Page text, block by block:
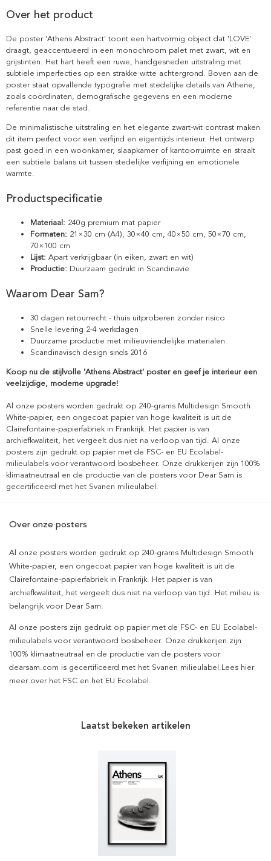
Over het product
De poster 'Athens Abstract' toont een hartvormig object dat 'LOVE'
draagt, geaccentueerd in een monochroom palet met zwart, wit en
grijstinten. Het hart heeft een ruwe, handgesneden uitstraling met
subtiele imperfecties op een strakke witte achtergrond. Boven aan de
poster staat opvallende typografie met stedelijke details van Athene,
zoals coördinaten, demografische gegevens en een moderne
referentie naar de stad.
De minimalistische uitstraling en het elegante zwart-wit contrast maken
dit item perfect voor een verfijnd en eigentijds interieur. Het ontwerp
past goed in een woonkamer, slaapkamer of kantoorruimte en straalt
een subtiele balans uit tussen stedelijke verfijning en emotionele
warmte.
Productspecificatie
Materiaal: 240g premium mat papier
Formaten: 21×30 cm (A4), 30×40 cm, 40×50 cm, 50×70 cm,
70×100 cm
Lijst: Apart verkrijgbaar (in eiken, zwart en wit)
Productie: Duurzaam gedrukt in Scandinavië
Waarom Dear Sam?
30 dagen retourrecht - thuis uitproberen zonder risico
Snelle levering 2-4 werkdagen
Duurzame productie met milieuvriendelijke materialen
Scandinavisch design sinds 2016
Koop nu de stijlvolle 'Athens Abstract' poster en geef je interieur een
veelzijdige, moderne upgrade!
Al onze posters worden gedrukt op 240-grams Multidesign Smooth
White-papier, een ongecoat papier van hoge kwaliteit is uit de
Clairefontaine-papierfabriek in Frankrijk. Het papier is van
archiefkwaliteit, het vergeelt dus niet na verloop van tijd. Al onze
posters zijn gedrukt op papier met de FSC- en EU Ecolabel-
milieulabels voor verantwoord bosbeheer. Onze drukkerijen zijn 100%
klimaatneutraal en de productie van de posters voor Dear Sam is
gecertificeerd met het Svanen milieulabel.
Over onze posters
Al onze posters worden gedrukt op 240-grams Multidesign Smooth
White-papier, een ongecoat papier van hoge kwaliteit is uit de
Clairefontaine-papierfabriek in Frankrijk. Het papier is van
archiefkwaliteit, het vergeelt dus niet na verloop van tijd. Het milieu is
belangrijk voor Dear Sam.
Al onze posters zijn gedrukt op papier met de FSC- en EU Ecolabel-
milieulabels voor verantwoord bosbeheer. Onze drukkerijen zijn
100% klimaatneutraal en de productie van de posters voor
dearsam.com is gecertificeerd met het Svanen milieulabel.Lees hier
meer over het FSC en het EU Ecolabel.
Laatst bekeken artikelen